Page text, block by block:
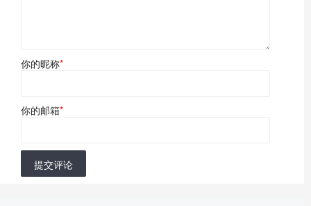
你的昵称*
你的邮箱*
提交评论